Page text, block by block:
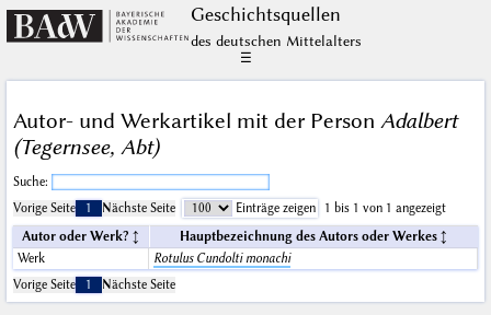
Geschichts­quellen
des deutschen Mittelalters
☰
Autor- und Werkartikel mit der Person Adalbert
(Tegernsee, Abt)
Suche:
Vorige Seite
1 Nächste Seite Einträge zeigen
1 bis 1 von 1 angezeigt
Autor oder Werk?
Hauptbezeichnung des Autors oder Werkes
Werk
Rotulus Cundolti monachi
Vorige Seite
1 Nächste Seite